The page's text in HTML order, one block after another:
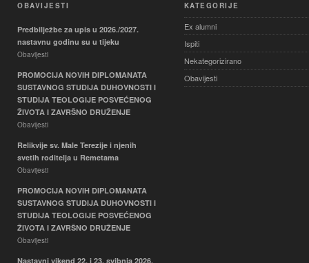
OBAVIJESTI
Predbilježbe za upis u 2026./2027.
nastavnu godinu su u tijeku
Obavijesti
PROMOCIJA NOVIH DIPLOMANATA
SUSTAVNOG STUDIJA DUHOVNOSTI I
STUDIJA TEOLOGIJE POSVEĆENOG
ŽIVOTA I ZAVRŠNO DRUŽENJE
Obavijesti
Relikvije sv. Male Terezije i njenih
svetih roditelja u Remetama
Obavijesti
PROMOCIJA NOVIH DIPLOMANATA
SUSTAVNOG STUDIJA DUHOVNOSTI I
STUDIJA TEOLOGIJE POSVEĆENOG
ŽIVOTA I ZAVRŠNO DRUŽENJE
Obavijesti
Nastavni vikend 22. i 23. svibnja 2026.
KATEGORIJE
Ex alumni
Ispiti
Nekategorizirano
Obavijesti